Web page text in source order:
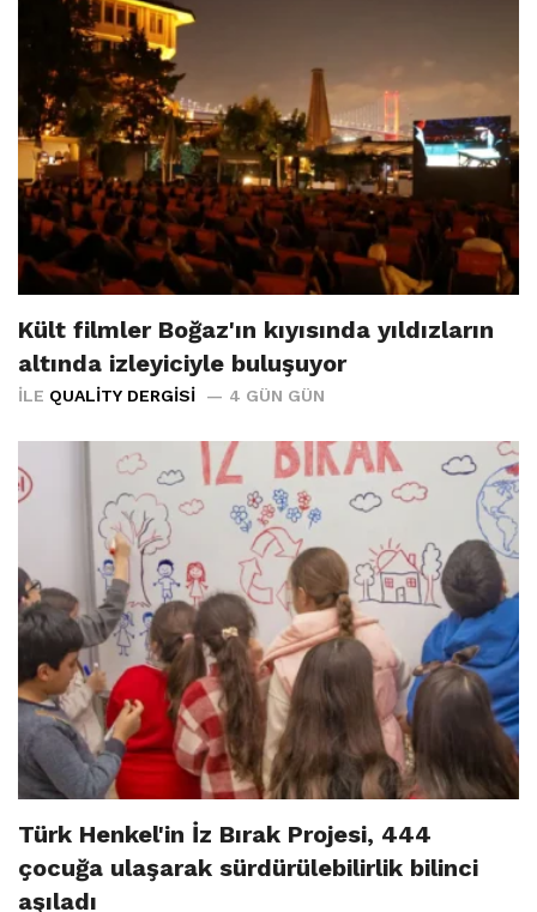
Kült filmler Boğaz'ın kıyısında yıldızların
altında izleyiciyle buluşuyor
İLE QUALITY DERGISI 4 GÜN GÜN
Türk Henkel'in İz Bırak Projesi, 444
çocuğa ulaşarak sürdürülebilirlik bilinci
aşıladı